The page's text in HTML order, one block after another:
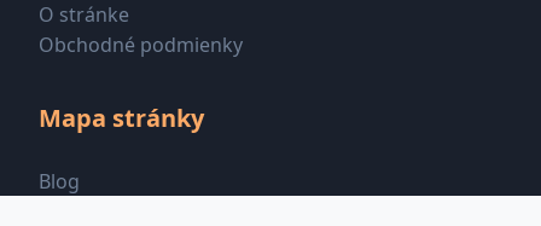
O stránke
Obchodné podmienky
Mapa stránky
Blog